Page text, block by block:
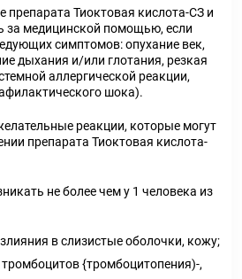
препарата Тиоктовая кислота-СЗ и
за медицинской помощью, если
симптомов: опухание век,
дыхания и/или глотания, резкая
аллергической реакции,
шока).
реакции, которые могут
препарата Тиоктовая кислота-
не более чем у 1 человека из
в слизистые оболочки, кожу;
{тромбоцитопения)-,